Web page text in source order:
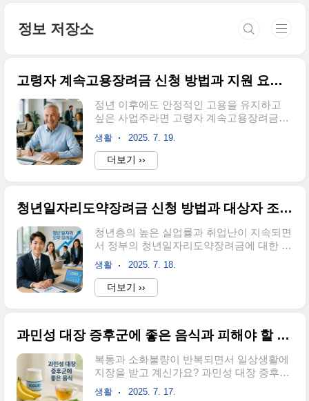
정보 저장소
고령자 계속고용장려금 신청 방법과 지원 요건 완벽 분석
정년 이후에도 안정적인 고용을 유지하고
싶은 사업주라면 고령자 계속고용장려금이
얼마나 큰 도움이 되는지 알고 계신가요?안
녕하세요. 오늘은 고령자 계속고용장려금의
지원 요건부터 신청 방법, 그리고 성공적인
활용 방안까지 상세히 알아보겠습니다. 이
공하는 중요한 정책입니다. 많은 사업주분
꼭 필요한 팁들을 함께 살펴보면서, 여러분
의 사업장에서도 이 혜택을 최대한 활용할
수 있도록 도움을 드리겠습니다.고령자 계
속고용장려금 지원 대상과 기본 요건고령자
계속고용장려금은 정년 이후에도 근로자를
로자 모두 특정 요건을 충족..
생활 2025. 7. 19.
더보기 ››
청년일자리도약장려금 신청 방법과 대상자 조건 완벽 가이드
청년층의 높은 실업률과 취업난이 지속되면
서 정부의 청년일자리도약장려금에 대한 관
심이 급격히 증가하고 있습니다. 이 제도를
통해 실제로 어떤 혜택을 받을 수 있고, 나는
과연 대상자가 될 수 있을까요?안녕하세요!
오늘은 청년일자리도약장려금의 신청 방법
제 신청 과정, 지원 금액, 그리고 성공적인
체계적으로 정리했습니다. 정규직 취업을
꿈꾸는 청년과 인재 채용을 고민하는 기업
모두에게 도움이 되는 핵심 정보를 확인해
생활 2025. 7. 18.
더보기 ››
과민성 대장 증후군에 좋은 음식과 피해야 할 음식 알아보기
복통과 소화불량이 반복되면서 일상생활에
지장을 받고 계신가요? 과민성 대장 증후군
은 현대인의 스트레스와 불규칙한 식습관으
생활 2025. 7. 17.